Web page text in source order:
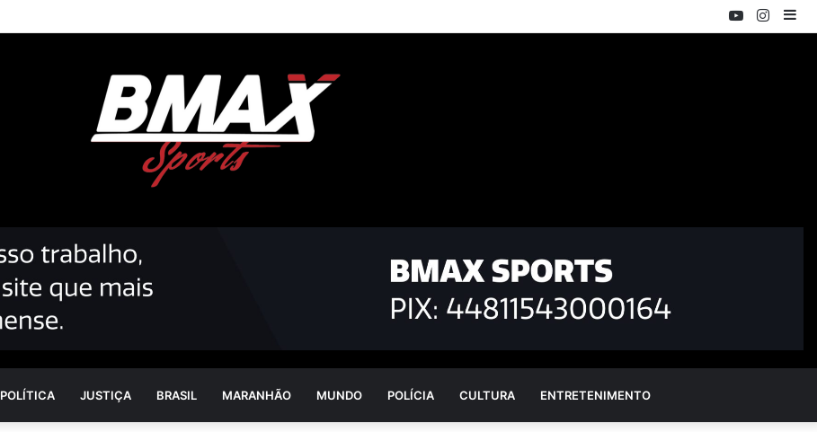
YouTube
POLÍTICA JUSTIÇA BRASIL MARANHÃO MUNDO POLÍCIA CULTURA ENTRETENIMENTO